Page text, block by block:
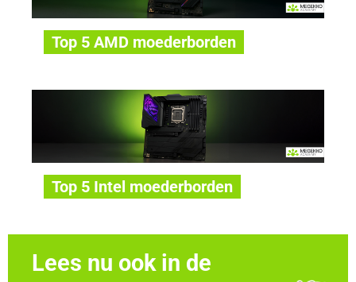
Top 5 AMD moederborden
Top 5 Intel moederborden
Lees nu ook in de